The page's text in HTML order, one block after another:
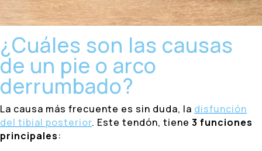
¿Cuáles son las causas
de un pie o arco
derrumbado?
La causa más frecuente es sin duda, la disfunción
del tibial posterior. Este tendón, tiene 3 funciones
principales: